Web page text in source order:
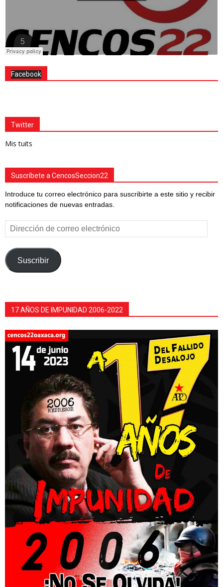
Facebook
Twitter
Mis tuits
Suscríbete a CencosSeccion22
Introduce tu correo electrónico para suscribirte a este sitio y recibir
notificaciones de nuevas entradas.
Dirección
de
correo
electrónico
Suscribir
17 AÑOS DE IMPUNIDAD 2006-2022